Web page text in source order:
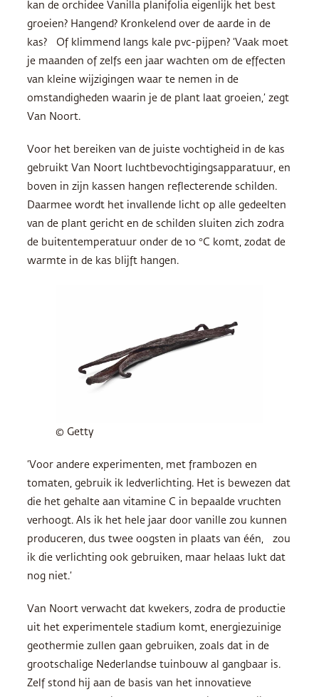
kan de orchidee Vanilla planifolia eigenlijk het best
groeien? Hangend? Kronkelend over de aarde in de
kas? Of klimmend langs kale pvc-pijpen? ‘Vaak moet
je maanden of zelfs een jaar wachten om de effecten
van kleine wijzigingen waar te nemen in de
omstandigheden waarin je de plant laat groeien,’ zegt
Van Noort.
Voor het bereiken van de juiste vochtigheid in de kas
gebruikt Van Noort luchtbevochtigingsapparatuur, en
boven in zijn kassen hangen reflecterende schilden.
Daarmee wordt het invallende licht op alle gedeelten
van de plant gericht en de schilden sluiten zich zodra
de buitentemperatuur onder de 10 °C komt, zodat de
warmte in de kas blijft hangen.
© Getty
‘Voor andere experimenten, met frambozen en
tomaten, gebruik ik ledverlichting. Het is bewezen dat
die het gehalte aan vitamine C in bepaalde vruchten
verhoogt. Als ik het hele jaar door vanille zou kunnen
produceren, dus twee oogsten in plaats van één, zou
ik die verlichting ook gebruiken, maar helaas lukt dat
nog niet.’
Van Noort verwacht dat kwekers, zodra de productie
uit het experimentele stadium komt, energiezuinige
geothermie zullen gaan gebruiken, zoals dat in de
grootschalige Nederlandse tuinbouw al gangbaar is.
Zelf stond hij aan de basis van het innovatieve